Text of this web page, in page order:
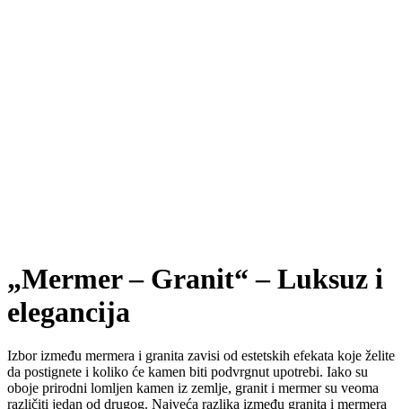
„Mermer – Granit“ – Luksuz i
elegancija
Izbor između mermera i granita zavisi od estetskih efekata koje želite
da postignete i koliko će kamen biti podvrgnut upotrebi. Iako su
oboje prirodni lomljen kamen iz zemlje, granit i mermer su veoma
različiti jedan od drugog. Najveća razlika između granita i mermera